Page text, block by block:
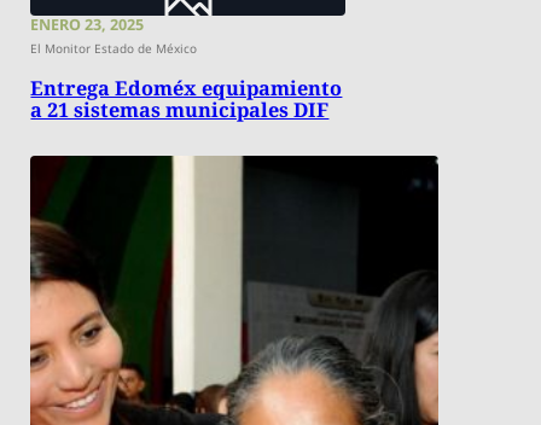
ENERO 23, 2025
El Monitor Estado de México
Entrega Edoméx equipamiento
a 21 sistemas municipales DIF